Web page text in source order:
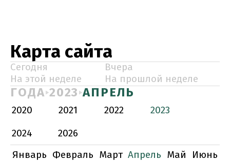
Карта сайта
Сегодня
Вчера
На этой неделе
На прошлой неделе
ГОДА 2023 АПРЕЛЬ
2020 2021 2022
2023
2024
2026
Январь Февраль Март Апрель Май
Июнь